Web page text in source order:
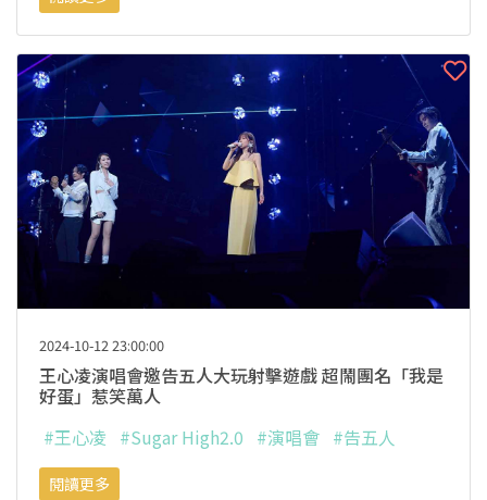
2024-10-12 23:00:00
王心凌演唱會邀告五人大玩射擊遊戲 超鬧團名「我是
好蛋」惹笑萬人
#王心凌 #Sugar High2.0 #演唱會 #告五人
閱讀更多